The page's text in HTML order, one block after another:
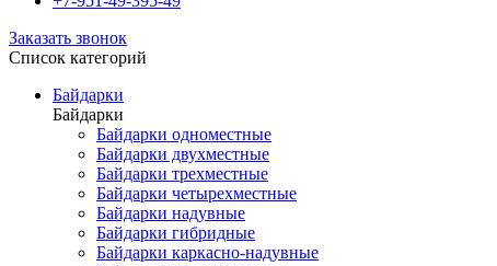
Заказать звонок
Список категорий
Байдарки
Байдарки
Байдарки одноместные
Байдарки двухместные
Байдарки трехместные
Байдарки четырехместные
Байдарки надувные
Байдарки гибридные
Байдарки каркасно-надувные